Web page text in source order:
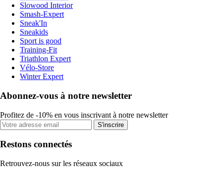
Slowood Interior
Smash-Expert
Sneak'In
Sneakids
Sport is good
Training-Fit
Triathlon Expert
Vélo-Store
Winter Expert
Abonnez-vous à notre newsletter
Profitez de -10% en vous inscrivant à notre newsletter
S'inscrire
Restons connectés
Retrouvez-nous sur les réseaux sociaux